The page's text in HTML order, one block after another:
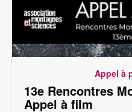
Appel à
13e Rencontres
Appel à film